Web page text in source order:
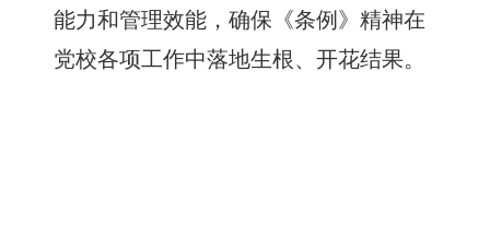
能力和管理效能，确保《条例》精神在
党校各项工作中落地生根、开花结果。